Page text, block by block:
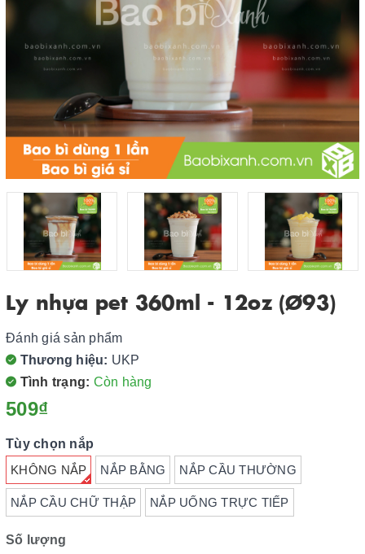
Ly nhựa pet 360ml - 12oz (Ø93)
Đánh giá sản phẩm
Thương hiệu: UKP
Tình trạng: Còn hàng
509₫
Tùy chọn nắp
KHÔNG NẮP NẮP BẰNG NẮP CẦU THƯỜNG
NẮP CẦU CHỮ THẬP NẮP UỐNG TRỰC TIẾP
Số lượng